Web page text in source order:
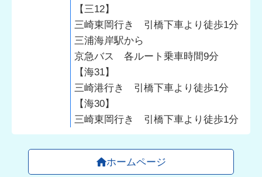
【三12】
三崎東岡行き 引橋下車より徒歩1分
三浦海岸駅から
京急バス 各ルート乗車時間9分
【海31】
三崎港行き 引橋下車より徒歩1分
【海30】
三崎東岡行き 引橋下車より徒歩1分
ホームページ